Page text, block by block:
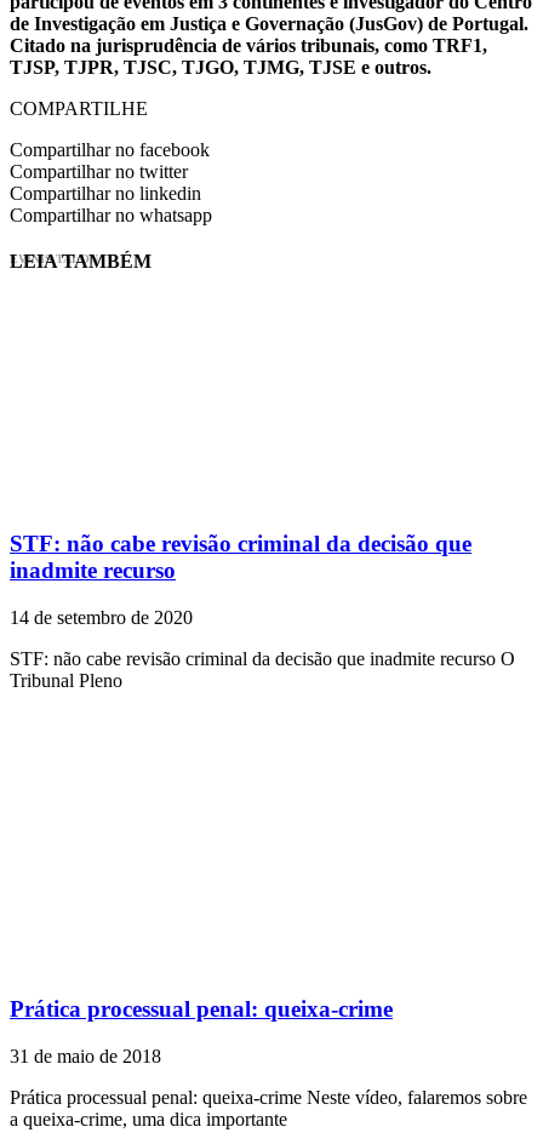
de Investigação em Justiça e Governação (JusGov) de Portugal.
Citado na jurisprudência de vários tribunais, como TRF1,
TJSP, TJPR, TJSC, TJGO, TJMG, TJSE e outros.
COMPARTILHE
Compartilhar no facebook
Compartilhar no twitter
Compartilhar no linkedin
Compartilhar no whatsapp
EVINIS TALON
LEIA TAMBÉM
STF: não cabe revisão criminal da decisão que
inadmite recurso
14 de setembro de 2020
STF: não cabe revisão criminal da decisão que inadmite recurso O
Tribunal Pleno
Prática processual penal: queixa-crime
31 de maio de 2018
Prática processual penal: queixa-crime Neste vídeo, falaremos sobre
a queixa-crime, uma dica importante